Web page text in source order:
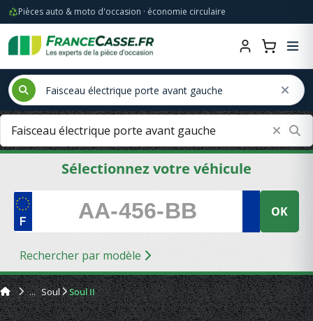
Pièces auto & moto d'occasion · économie circulaire
Sélectionnez votre véhicule
OK
Rechercher par modèle
Soul Soul II